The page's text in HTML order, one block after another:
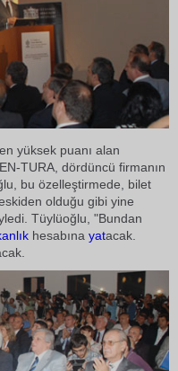
yüksek puanı alan
TURA, dördüncü firmanın
bu özelleştirmede, bilet
olduğu gibi yine
Tüylüoğlu, "Bundan
hesabına yatacak.